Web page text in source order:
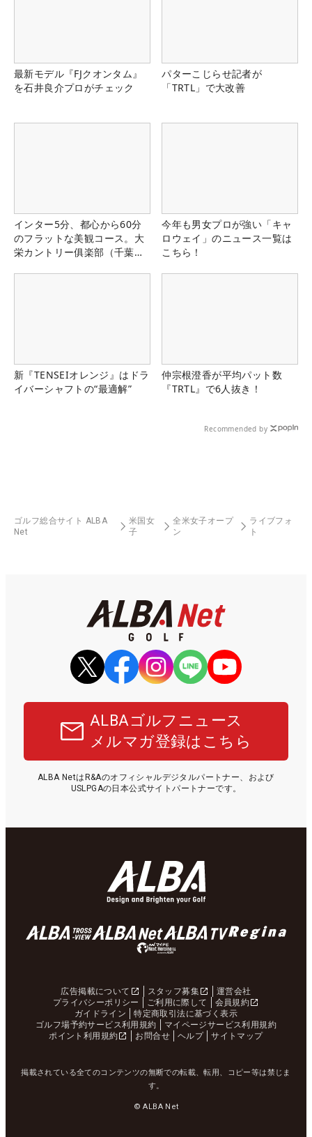
最新モデル『FJクオンタム』
を石井良介プロがチェック
パターこじらせ記者が
「TRTL」で大改善
インター5分、都心から60分
のフラットな美観コース。大
栄カントリー俱楽部（千葉
今年も男女プロが強い「キャ
ロウェイ」のニュース一覧は
こちら！
新『TENSEIオレンジ』はドラ
イバーシャフトの“最適解”
仲宗根澄香が平均パット数
『TRTL』で6人抜き！
Recommended by
ゴルフ総合サイト ALBA
Net
米国女
子
全米女子オープ
ン
ライブフォ
ト
ALBAゴルフニュース
メルマガ登録はこちら
ALBA NetはR&Aのオフィシャルデジタルパートナー、および
USLPGAの日本公式サイトパートナーです。
広告掲載について スタッフ募集
運営会社
プライバシーポリシー
ご利用に際して
会員規約
ガイドライン
特定商取引法に基づく表示
ゴルフ場予約サービス利用規約
マイページサービス利用規約
ポイント利用規約
お問合せ ヘルプ サイトマップ
掲載されている全てのコンテンツの無断での転載、転用、コピー等は禁じま
す。
© ALBA Net